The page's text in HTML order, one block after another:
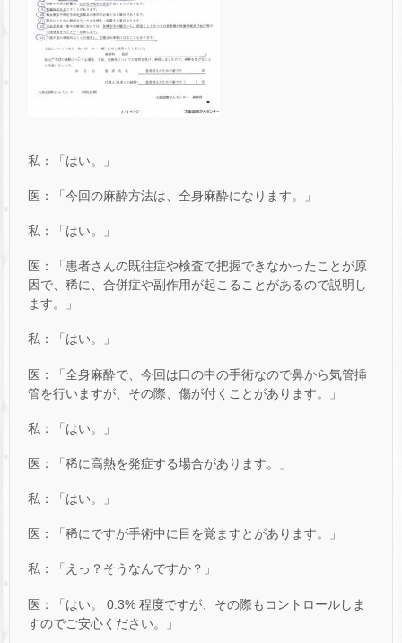
私：「はい。」
医：「今回の麻酔方法は、全身麻酔になります。」
私：「はい。」
医：「患者さんの既往症や検査で把握できなかったことが原
因で、稀に、合併症や副作用が起こることがあるので説明し
ます。」
私：「はい。」
医：「全身麻酔で、今回は口の中の手術なので鼻から気管挿
管を行いますが、その際、傷が付くことがあります。」
私：「はい。」
医：「稀に高熱を発症する場合があります。」
私：「はい。」
医：「稀にですが手術中に目を覚ますとがあります。」
私：「えっ？そうなんですか？」
医：「はい。 0.3% 程度ですが、その際もコントロールしま
すのでご安心ください。」